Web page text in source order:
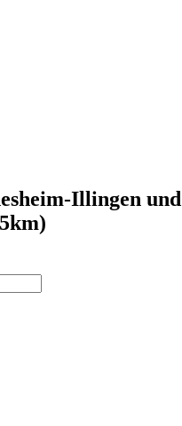
Illingen und